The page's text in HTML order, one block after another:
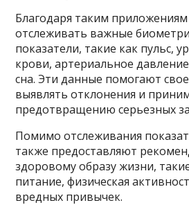
Благодаря таким
отслеживать важные
показатели, такие как пульс,
крови, артериальное
сна. Эти данные помогают
выявлять отклонения и
предотвращению серьезных
Помимо отслеживания
также предоставляют
здоровому образу жизни,
питание, физическая
вредных привычек.